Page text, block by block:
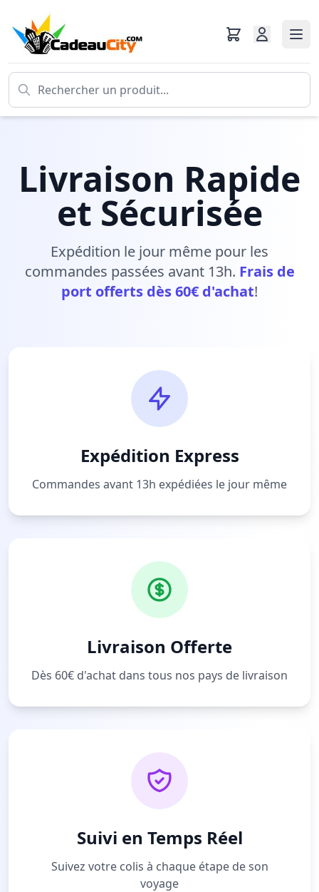
Livraison Rapide
et Sécurisée
Expédition le jour même pour les
commandes passées avant 13h. Frais de
port offerts dès 60€ d'achat!
Expédition Express
Commandes avant 13h expédiées le jour même
Livraison Offerte
Dès 60€ d'achat dans tous nos pays de livraison
Suivi en Temps Réel
Suivez votre colis à chaque étape de son
voyage